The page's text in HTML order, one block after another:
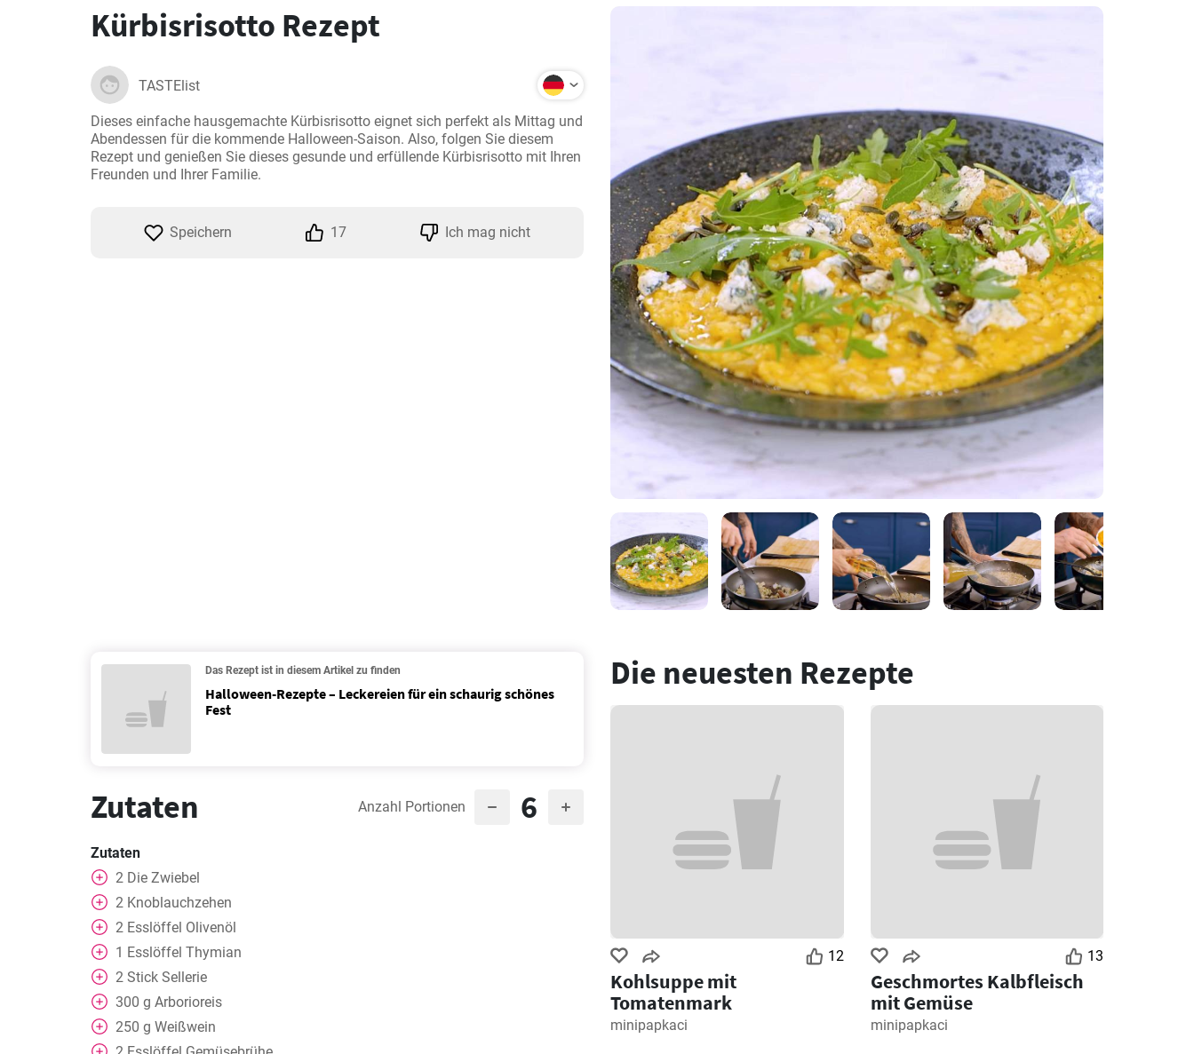
Kürbisrisotto Rezept
TASTElist
Dieses einfache hausgemachte Kürbisrisotto eignet sich perfekt als Mittag und
Abendessen für die kommende Halloween-Saison. Also, folgen Sie diesem
Rezept und genießen Sie dieses gesunde und erfüllende Kürbisrisotto mit Ihren
Freunden und Ihrer Familie.
Speichern 17 Ich mag nicht
Das Rezept ist in diesem Artikel zu finden
Halloween-Rezepte – Leckereien für ein schaurig schönes
Fest
Zutaten Anzahl Portionen 6
Zutaten
2 Die Zwiebel
2 Knoblauchzehen
2 Esslöffel Olivenöl
1 Esslöffel Thymian
2 Stick Sellerie
300 g Arborioreis
250 g Weißwein
Die neuesten Rezepte
12
Kohlsuppe mit
Tomatenmark
minipapkaci
13
Geschmortes Kalbfleisch
mit Gemüse
minipapkaci